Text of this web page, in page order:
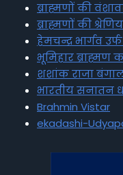
ब्राह्मणों की
ब्राह्मणों की
हेमचन्द्र भार्गव
भूमिहार ब्राह्मण
शशांक राजा
भारतीय सनातन
Brahmin Vistar
ekadashi-